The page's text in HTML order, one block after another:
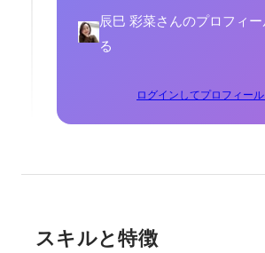
辰巳 彩菜さんのプロフィ
る
ログインしてプロフィー
スキルと特徴